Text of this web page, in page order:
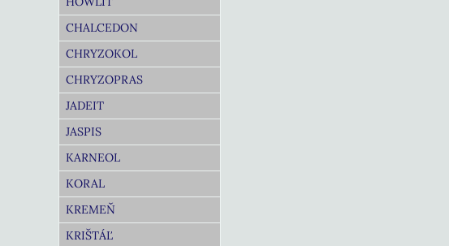
CHALCEDON
CHRYZOKOL
CHRYZOPRAS
JADEIT
JASPIS
KARNEOL
KORAL
KREMEŇ
KRIŠTÁĽ